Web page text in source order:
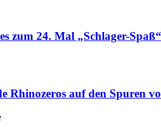
zum 24. Mal „Schlager-
Rhinozeros auf den Spuren